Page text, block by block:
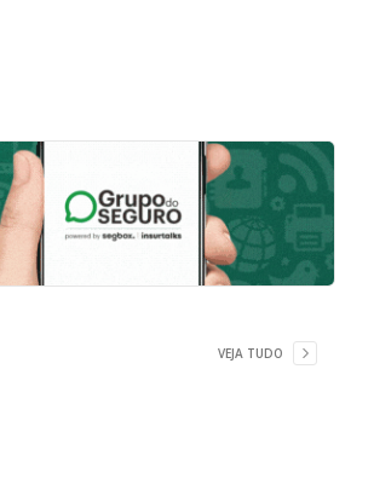
VEJA TUDO